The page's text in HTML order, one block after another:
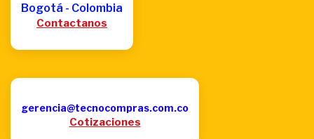
Bogotá - Colombia
Contactanos
gerencia@tecnocompras.com.co
Cotizaciones